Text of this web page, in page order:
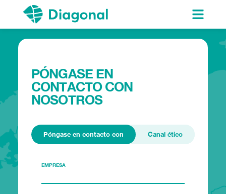
PÓNGASE EN
CONTACTO CON
NOSOTROS
Póngase en contacto con Canal ético
EMPRESA